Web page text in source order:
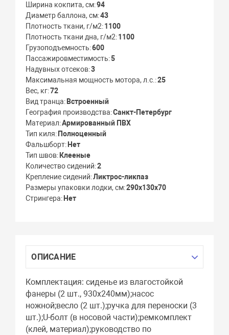
Ширина кокпита, см 94
Диаметр баллона, см 43
Плотность ткани, г/м2 1100
Плотность ткани дна, г/м2 1100
Грузоподъемность 600
Пассажировместимость 5
Надувных отсеков 3
Максимальная мощность мотора, л.с. 25
Вес, кг 72
Вид транца Встроенный
География производства Санкт-Петербург
Материал Армированный ПВХ
Тип киля Полноценный
Фальшборт Нет
Тип швов Клееные
Количество сидений 2
Крепление сидений Ликтрос-ликпаз
Размеры упаковки лодки, см 290х130х70
Стрингера Нет
ОПИСАНИЕ
Комплектация: cиденье из влагостойкой
фанеры (2 шт., 930х240мм);насос
ножной;весло (2 шт.);ручка для переноски (3
шт.);U-болт (в носовой части);ремкомплект
(клей, материал);руководство по